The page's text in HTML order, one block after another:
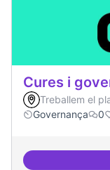
Cures i
Treballem el
Governança
0